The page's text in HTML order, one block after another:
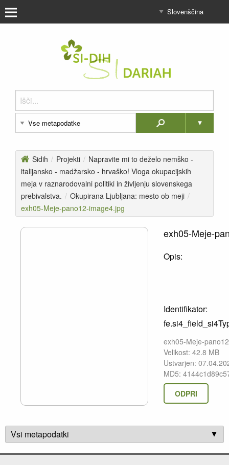
Sidih / Projekti / Napravite mi to deželo nemško -
italijansko - madžarsko - hrvaško! Vloga okupacijskih
meja v raznarodovalni politiki in življenju slovenskega
prebivalstva. / Okupirana Ljubljana: mesto ob meji /
exh05-Meje-pano12-image4.jpg
exh05-Meje-
Opis:
Identifikator:
exh05-Meje-
Velikost: 42.8 MB
Ustvarjen:
MD5:
ODPRI
Vsi metapodatki